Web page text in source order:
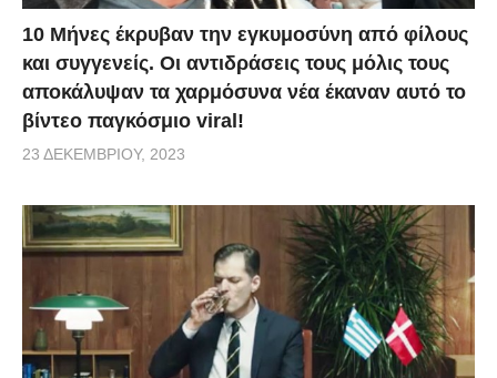
10 Μήνες έκρυβαν την εγκυμοσύνη από φίλους
και συγγενείς. Οι αντιδράσεις τους μόλις τους
αποκάλυψαν τα χαρμόσυνα νέα έκαναν αυτό το
βίντεο παγκόσμιο viral!
23 ΔΕΚΕΜΒΡΊΟΥ, 2023